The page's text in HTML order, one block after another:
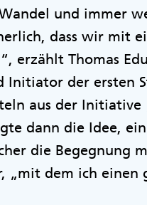
und immer
dass wir mit
erzählt Thomas
Initiator der ersten
aus der Initiative
dann die Idee,
die Begegnung
„mit dem ich